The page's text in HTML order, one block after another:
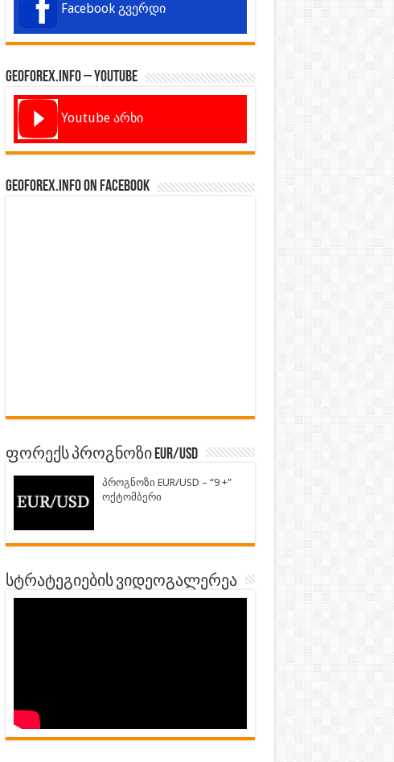
Facebook გვერდი
GeoForex.info – Youtube
Youtube არხი
GeoForex.info on Facebook
ფორექს პროგნოზი EUR/USD
პროგნოზი EUR/USD – “9 +”
ოქტომბერი
სტრატეგიების ვიდეოგალერეა